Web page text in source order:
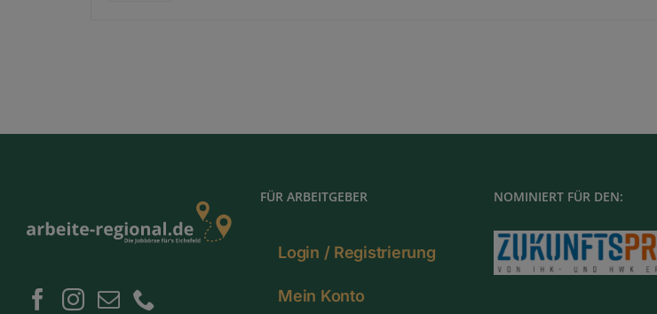
FÜR ARBEITGEBER
Login / Registrierung
Mein Konto
NOMINIERT FÜR DEN: